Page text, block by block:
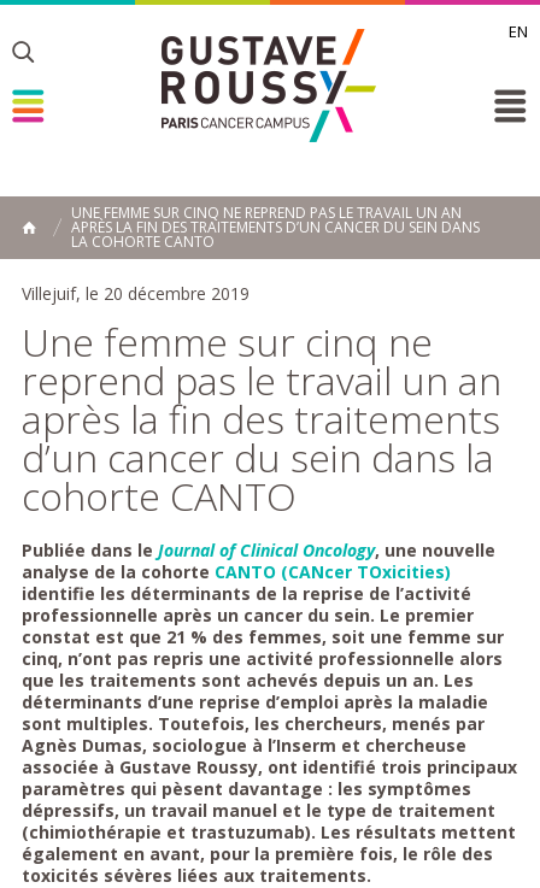
EN
Toggle
Toggle
ACCUEIL
UNE FEMME SUR CINQ NE REPREND PAS LE TRAVAIL UN AN
APRÈS LA FIN DES TRAITEMENTS D’UN CANCER DU SEIN DANS
LA COHORTE CANTO
Villejuif, le 20 décembre 2019
Une femme sur cinq ne
reprend pas le travail un an
après la fin des traitements
d’un cancer du sein dans la
cohorte CANTO
Publiée dans le Journal of Clinical Oncology, une nouvelle
analyse de la cohorte CANTO (CANcer TOxicities)
identifie les déterminants de la reprise de l’activité
professionnelle après un cancer du sein. Le premier
constat est que 21 % des femmes, soit une femme sur
cinq, n’ont pas repris une activité professionnelle alors
que les traitements sont achevés depuis un an. Les
déterminants d’une reprise d’emploi après la maladie
sont multiples. Toutefois, les chercheurs, menés par
Agnès Dumas, sociologue à l’Inserm et chercheuse
associée à Gustave Roussy, ont identifié trois principaux
paramètres qui pèsent davantage : les symptômes
dépressifs, un travail manuel et le type de traitement
(chimiothérapie et trastuzumab). Les résultats mettent
également en avant, pour la première fois, le rôle des
toxicités sévères liées aux traitements.